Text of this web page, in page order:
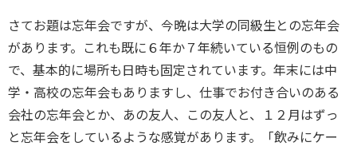
さてお題は忘年会ですが、今晩は大学の同級生との忘年会
があります。これも既に６年か７年続いている恒例のもの
で、基本的に場所も日時も固定されています。年末には中
学・高校の忘年会もありますし、仕事でお付き合いのある
会社の忘年会とか、あの友人、この友人と、１２月はずっ
と忘年会をしているような感覚があります。「飲みにケー